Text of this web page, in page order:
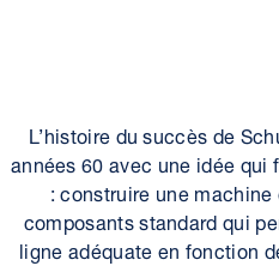
L’histoire du succès de
années 60 avec une idée
: construire une machine
composants standard qui
ligne adéquate en fonction